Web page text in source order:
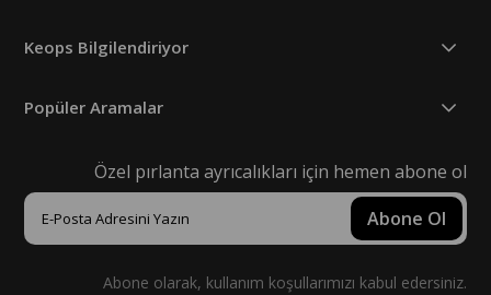
Keops Bilgilendiriyor
Popüler Aramalar
Özel pırlanta ayrıcalıkları için hemen abone ol
Abone Ol
Abone olarak, kullanım koşullarımızı kabul edersiniz.